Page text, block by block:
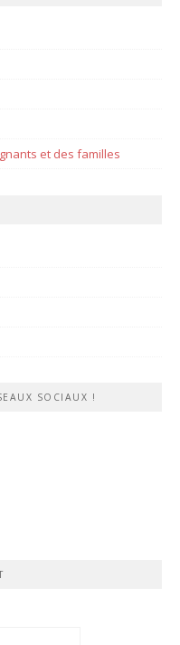
et des familles
SOCIAUX !